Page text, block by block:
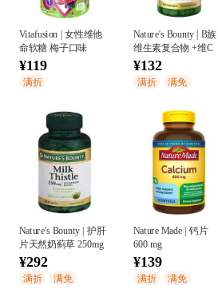
Vitafusion | 女性维他
命软糖 梅子口味
¥119
满折
Nature's Bounty | B族
维生素复合物 +维C
¥132
满折 满免
Nature's Bounty | 护肝
片天然奶蓟草 250mg
¥292
满折 满免
Nature Made | 钙片
600 mg
¥139
满折 满免